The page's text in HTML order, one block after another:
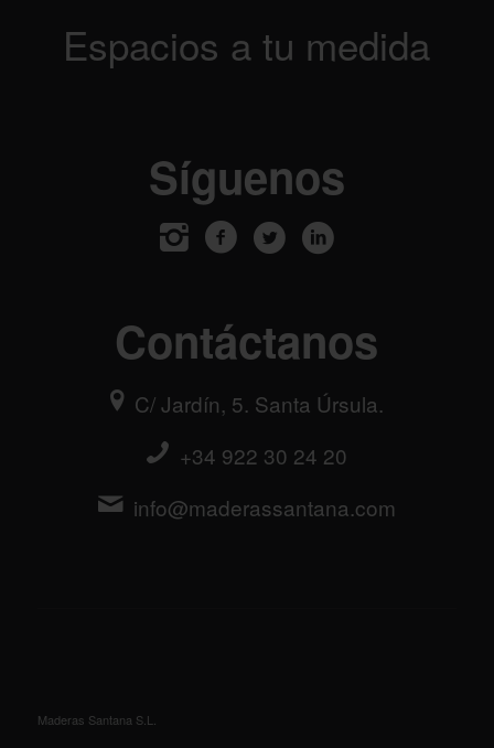
Espacios a tu medida
Síguenos
Contáctanos
C/ Jardín, 5. Santa Úrsula.
+34 922 30 24 20
info@maderassantana.com
Maderas Santana S.L.